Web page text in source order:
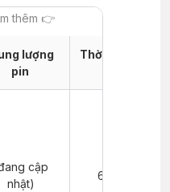
lượng
pin
Thời gian sạc
cập
nhật)
60 phút